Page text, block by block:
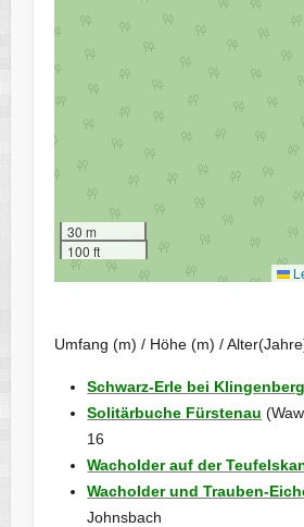
30 m
100 ft
Umfang (m) / Höhe (m) /
Schwarz-Erle bei
Solitärbuche Fürstenau
16
Wacholder auf der
Wacholder und Trauben-
Johnsbach